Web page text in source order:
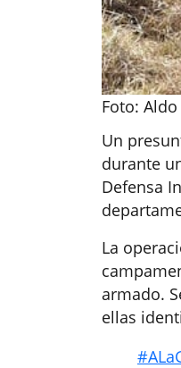
Foto: Aldo
Un
durante
Defensa
La
armado.
ellas